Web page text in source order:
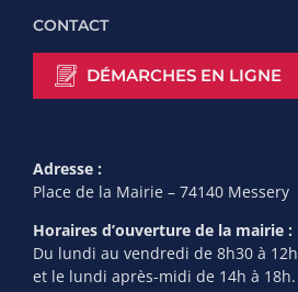
CONTACT
DÉMARCHES EN LIGNE
Adresse :
Place de la Mairie – 74140 Messery
Horaires d’ouverture de la mairie :
Du lundi au vendredi de 8h30 à 12h
et le lundi après-midi de 14h à 18h.